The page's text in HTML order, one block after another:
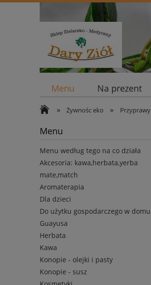
Menu Na prezent
» Żywnośc eko » Przyprawy
Menu
Menu według tego na co działa
Akcesoria: kawa,herbata,yerba
mate,match
Aromaterapia
Dla dzieci
Do użytku gospodarczego w domu
Guayusa
Herbata
Kawa
Konopie - olejki i pasty
Konopie - susz